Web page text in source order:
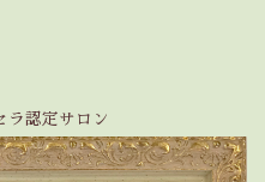
ラ認定サロン